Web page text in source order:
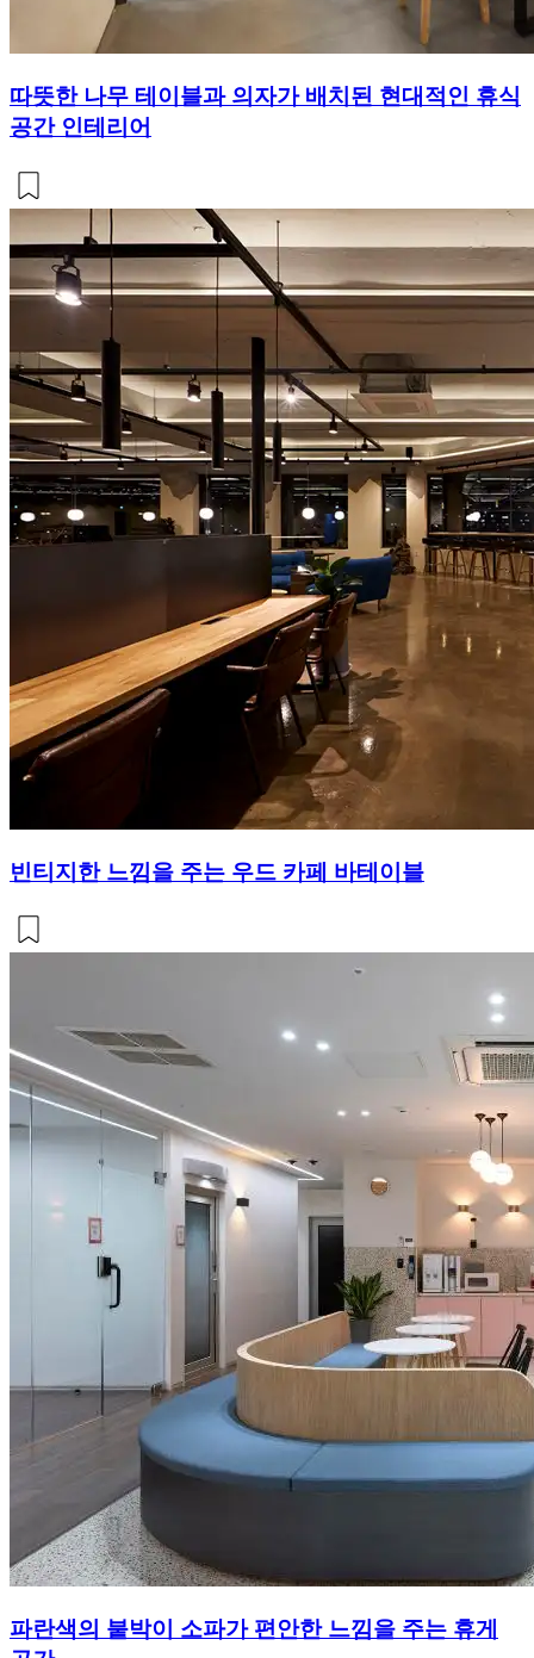
따뜻한 나무 테이블과 의자가 배치된 현대적인 휴식
공간 인테리어
빈티지한 느낌을 주는 우드 카페 바테이블
파란색의 붙박이 소파가 편안한 느낌을 주는 휴게